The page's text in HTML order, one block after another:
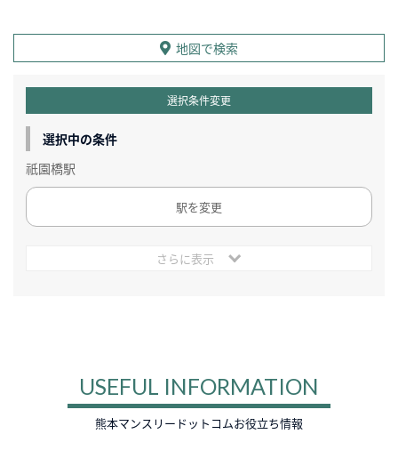
地図で検索
選択条件変更
選択中の条件
祇園橋駅
駅を変更
さらに表示
USEFUL INFORMATION
熊本マンスリードットコムお役立ち情報